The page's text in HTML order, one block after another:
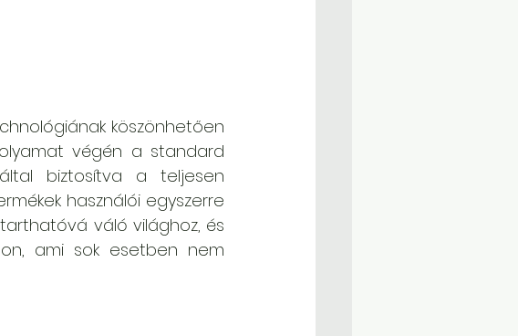
köszönhetően
végén a standard
biztosítva a teljesen
használói egyszerre
váló világhoz, és
ami sok esetben nem